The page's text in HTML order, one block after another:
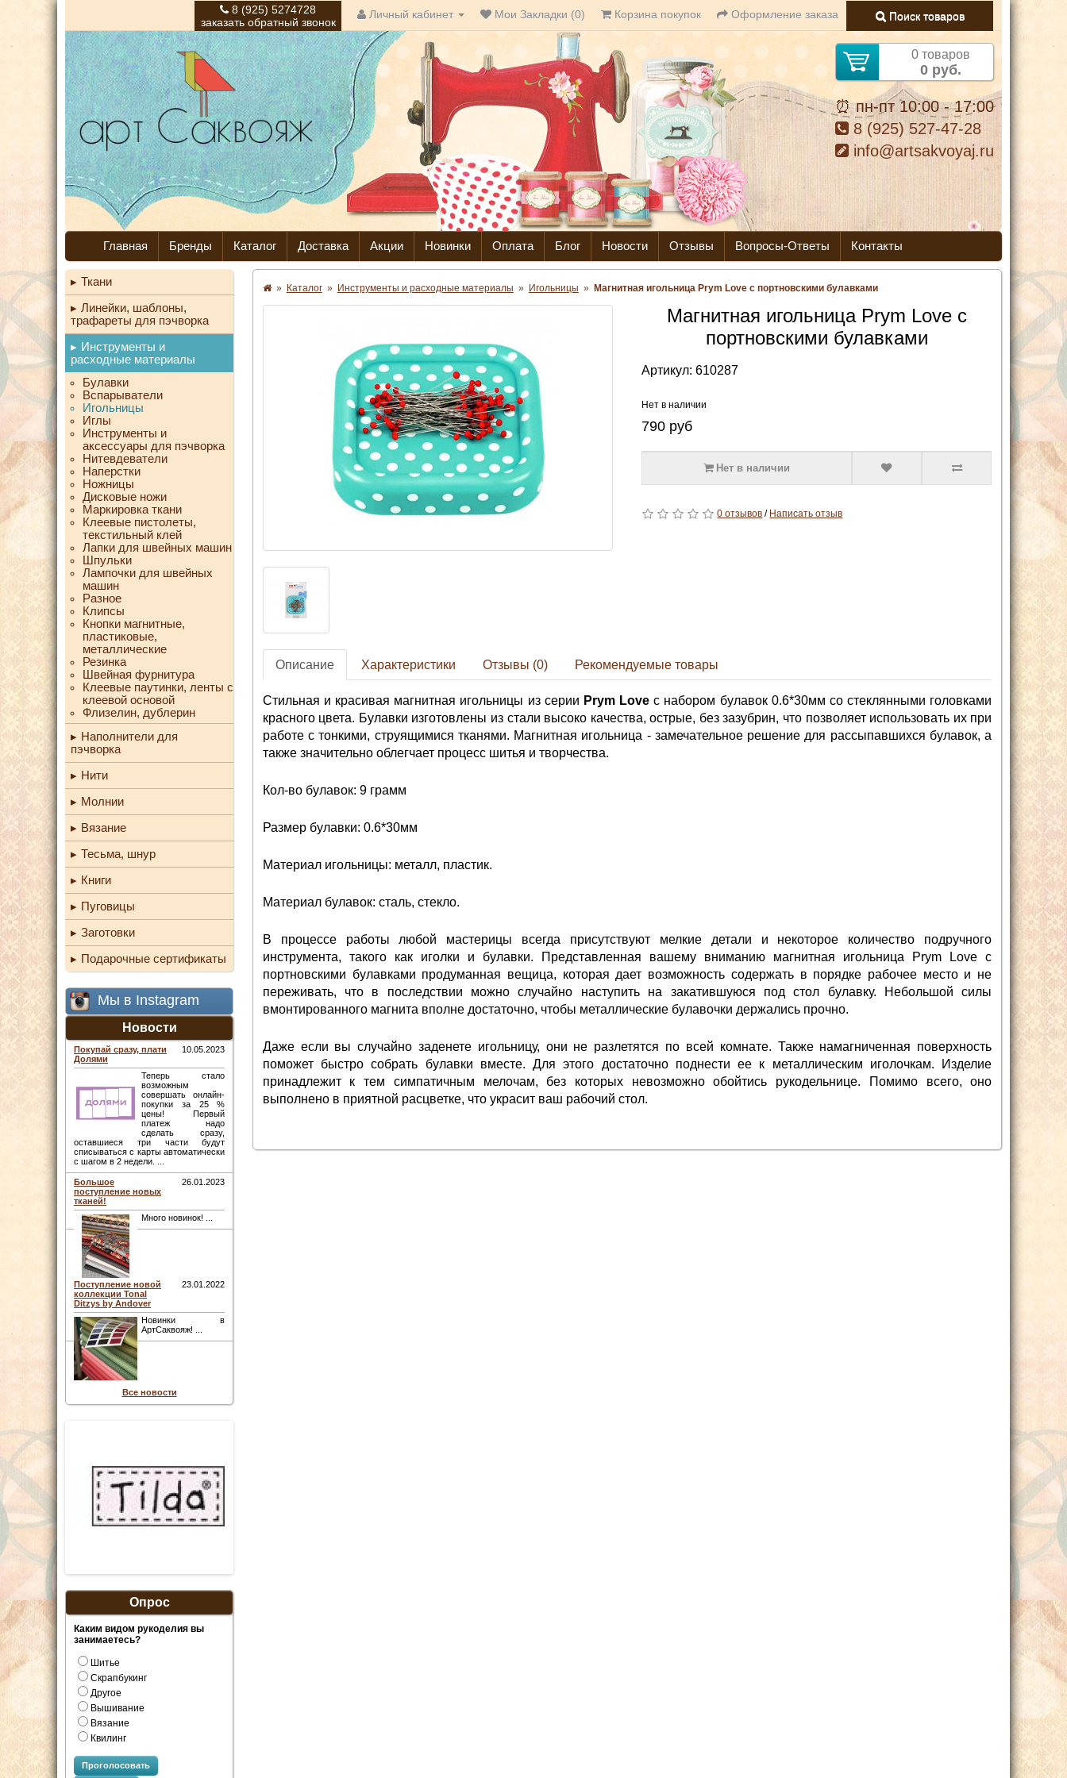
8 (925) 5274728
заказать обратный звонок
Личный кабинет Мои Закладки (0) Корзина покупок Оформление заказа Поиск товаров
0 товаров
0 руб.
⏰ пн-пт 10:00 - 17:00
8 (925) 527-47-28
info@artsakvoyaj.ru
Главная Бренды Каталог Доставка Акции Новинки Оплата Блог Новости Отзывы Вопросы-Ответы Контакты
Ткани
Линейки, шаблоны,
трафареты для пэчворка
Инструменты и
расходные материалы
Булавки
Вспарыватели
Игольницы
Иглы
Инструменты и
аксессуары для пэчворка
Нитевдеватели
Наперстки
Ножницы
Дисковые ножи
Маркировка ткани
Клеевые пистолеты,
текстильный клей
Лапки для швейных машин
Шпульки
Лампочки для швейных
машин
Разное
Клипсы
Кнопки магнитные,
пластиковые,
металлические
Резинка
Швейная фурнитура
Клеевые паутинки, ленты с
клеевой основой
Флизелин, дублерин
Наполнители для
пэчворка
Нити
Молнии
Вязание
Тесьма, шнур
Книги
Пуговицы
Заготовки
Подарочные сертификаты
Мы в Instagram
Новости
Покупай сразу, плати
Долями
10.05.2023
Теперь стало
возможным
совершать онлайн-
покупки за 25 %
цены! Первый
платеж надо
сделать сразу,
оставшиеся три части будут
списываться с карты автоматически
с шагом в 2 недели. ...
Большое
поступление новых
тканей!
26.01.2023
Много новинок! ...
Поступление новой
коллекции Tonal
Ditzys by Andover
23.01.2022
Новинки в
АртСаквояж! ...
Все новости
Опрос
Каким видом рукоделия вы
занимаетесь?
Шитье
Скрапбукинг
Другое
Вышивание
Вязание
Квилинг
Проголосовать
» Каталог » Инструменты и расходные материалы » Игольницы » Магнитная игольница Prym Love c портновскими булавками
Магнитная игольница Prym Love c
портновскими булавками
Артикул:610287
Нет в наличии
790 руб
Нет в наличии
0 отзывов / Написать отзыв
Описание Характеристики Отзывы (0) Рекомендуемые товары
Стильная и красивая магнитная игольницы из серии Prym Loveс набором булавок 0.6*30мм со стеклянными головками
красного цвета. Булавки изготовлены из стали высоко качества, острые, без зазубрин, что позволяет использовать их при
работе с тонкими, струящимися тканями. Магнитная игольница - замечательное решение для рассыпавшихся булавок, а
также значительно облегчает процесс шитья и творчества.
Кол-во булавок: 9 грамм
Размер булавки: 0.6*30мм
Материал игольницы: металл, пластик.
Материал булавок: сталь, стекло.
В процессе работы любой мастерицы всегда присутствуют мелкие детали и некоторое количество подручного
инструмента, такого как иголки и булавки. Представленная вашему вниманию магнитная игольница Prym Love c
портновскими булавками продуманная вещица, которая дает возможность содержать в порядке рабочее место и не
переживать, что в последствии можно случайно наступить на закатившуюся под стол булавку. Небольшой силы
вмонтированного магнита вполне достаточно, чтобы металлические булавочки держались прочно.
Даже если вы случайно заденете игольницу, они не разлетятся по всей комнате. Также намагниченная поверхность
поможет быстро собрать булавки вместе. Для этого достаточно поднести ее к металлическим иголочкам. Изделие
принадлежит к тем симпатичным мелочам, без которых невозможно обойтись рукодельнице. Помимо всего, оно
выполнено в приятной расцветке, что украсит ваш рабочий стол.